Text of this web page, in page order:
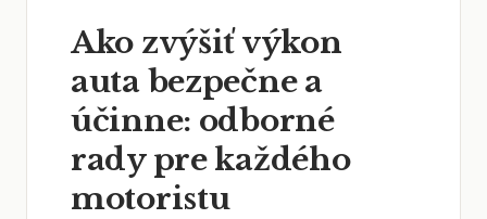
Ako zvýšiť výkon
auta bezpečne a
účinne: odborné
rady pre každého
motoristu